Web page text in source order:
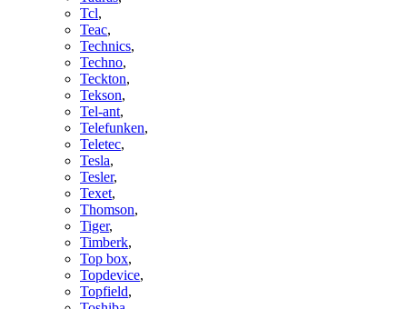
Tcl,
Teac,
Technics,
Techno,
Teckton,
Tekson,
Tel-ant,
Telefunken,
Teletec,
Tesla,
Tesler,
Texet,
Thomson,
Tiger,
Timberk,
Top box,
Topdevice,
Topfield,